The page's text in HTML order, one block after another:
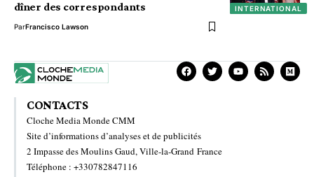
INTERNATIONAL
dîner des correspondants
ParFrancisco Lawson
CONTACTS
Cloche Media Monde CMM
Site d’informations d’analyses et de publicités
2 Impasse des Moulins Gaud, Ville-la-Grand France
Téléphone : +330782847116